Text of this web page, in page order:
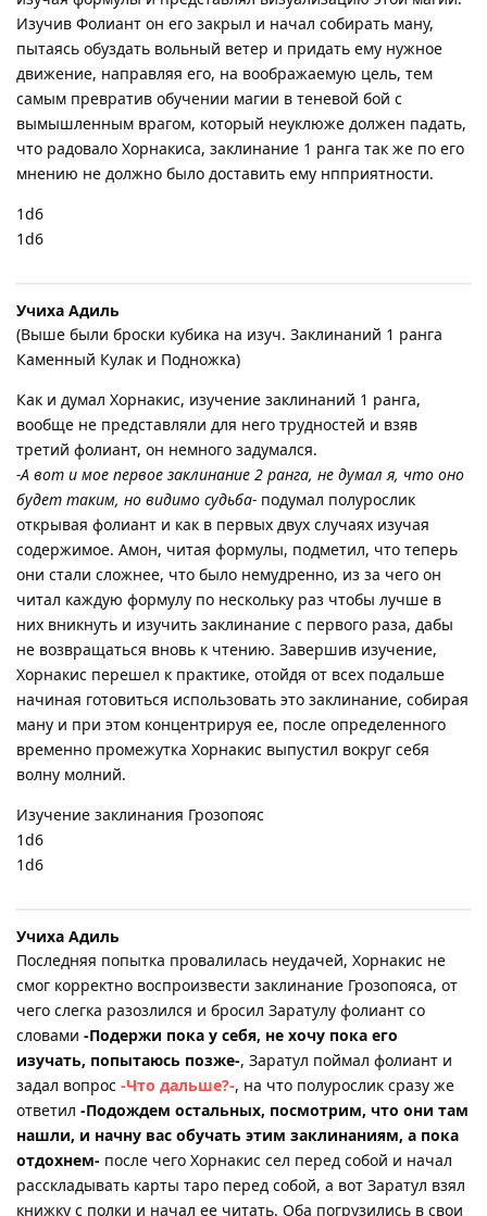
Изучив Фолиант он его закрыл и начал собирать ману,
пытаясь обуздать вольный ветер и придать ему нужное
движение, направляя его, на воображаемую цель, тем
самым превратив обучении магии в теневой бой с
вымышленным врагом, который неуклюже должен падать,
что радовало Хорнакиса, заклинание 1 ранга так же по его
мнению не должно было доставить ему нпприятности.
1d6
1d6
Учиха Адиль
(Выше были броски кубика на изуч. Заклинаний 1 ранга
Каменный Кулак и Подножка)
Как и думал Хорнакис, изучение заклинаний 1 ранга,
вообще не представляли для него трудностей и взяв
третий фолиант, он немного задумался.
-А вот и мое первое заклинание 2 ранга, не думал я, что оно
будет таким, но видимо судьба- подумал полурослик
открывая фолиант и как в первых двух случаях изучая
содержимое. Амон, читая формулы, подметил, что теперь
они стали сложнее, что было немудренно, из за чего он
читал каждую формулу по нескольку раз чтобы лучше в
них вникнуть и изучить заклинание с первого раза, дабы
не возвращаться вновь к чтению. Завершив изучение,
Хорнакис перешел к практике, отойдя от всех подальше
начиная готовиться использовать это заклинание, собирая
ману и при этом концентрируя ее, после определенного
временно промежутка Хорнакис выпустил вокруг себя
волну молний.
Изучение заклинания Грозопояс
1d6
1d6
Учиха Адиль
Последняя попытка провалилась неудачей, Хорнакис не
смог корректно воспроизвести заклинание Грозопояса, от
чего слегка разозлился и бросил Заратулу фолиант со
словами -Подержи пока у себя, не хочу пока его
изучать, попытаюсь позже-, Заратул поймал фолиант и
задал вопрос -Что дальше?-, на что полурослик сразу же
ответил -Подождем остальных, посмотрим, что они там
нашли, и начну вас обучать этим заклинаниям, а пока
отдохнем- после чего Хорнакис сел перед собой и начал
расскладывать карты таро перед собой, а вот Заратул взял
книжку с полки и начал ее читать. Оба погрузились в свои